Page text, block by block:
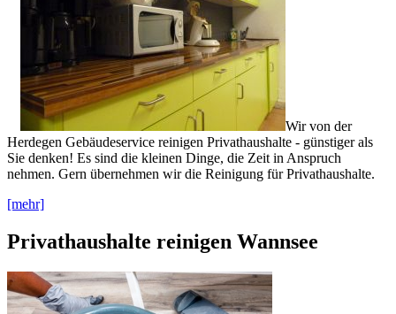
Wir von der
Herdegen Gebäudeservice reinigen Privathaushalte - günstiger als
Sie denken! Es sind die kleinen Dinge, die Zeit in Anspruch
nehmen. Gern übernehmen wir die Reinigung für Privathaushalte.
[mehr]
Privathaushalte reinigen Wannsee